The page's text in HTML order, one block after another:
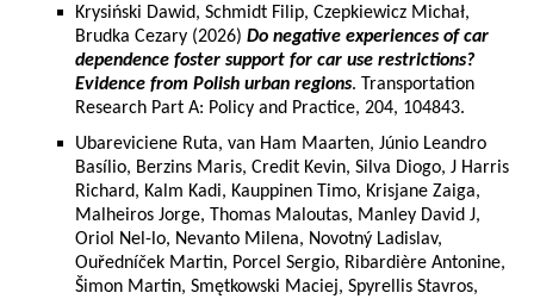
Krysiński Dawid, Schmidt Filip, Czepkiewicz Michał,
Brudka Cezary (2026) Do negative experiences of car
dependence foster support for car use restrictions?
Evidence from Polish urban regions. Transportation
Research Part A: Policy and Practice, 204, 104843.
Ubareviciene Ruta, van Ham Maarten, Júnio Leandro
Basílio, Berzins Maris, Credit Kevin, Silva Diogo, J Harris
Richard, Kalm Kadi, Kauppinen Timo, Krisjane Zaiga,
Malheiros Jorge, Thomas Maloutas, Manley David J,
Oriol Nel-lo, Nevanto Milena, Novotný Ladislav,
Ouředníček Martin, Porcel Sergio, Ribardière Antonine,
Šimon Martin, Smętkowski Maciej, Spyrellis Stavros,